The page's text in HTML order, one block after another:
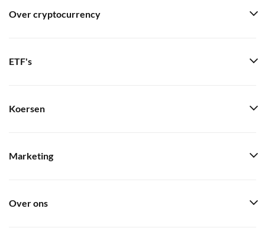
Over cryptocurrency
ETF's
Koersen
Marketing
Over ons